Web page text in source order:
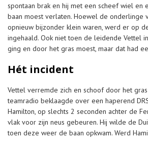
spontaan brak en hij met een scheef wiel en
baan moest verlaten. Hoewel de onderlinge
opnieuw bijzonder klein waren, werd er op
ingehaald. Ook niet toen de leidende Vettel
ging en door het gras moest, maar dat had
Hét incident
Vettel verremde zich en schoof door het
teamradio beklaagde over een haperend
Hamilton, op slechts 2 seconden achter de
vlak voor zijn neus gebeuren. Hij wilde de
toen deze weer de baan opkwam. Werd